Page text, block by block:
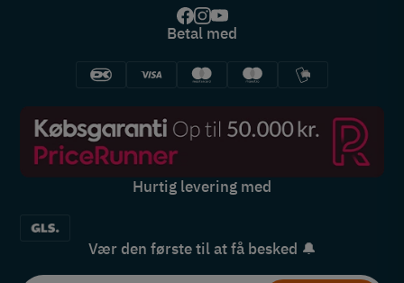
Betal med
Hurtig levering med
Vær den første til at få besked 🔔